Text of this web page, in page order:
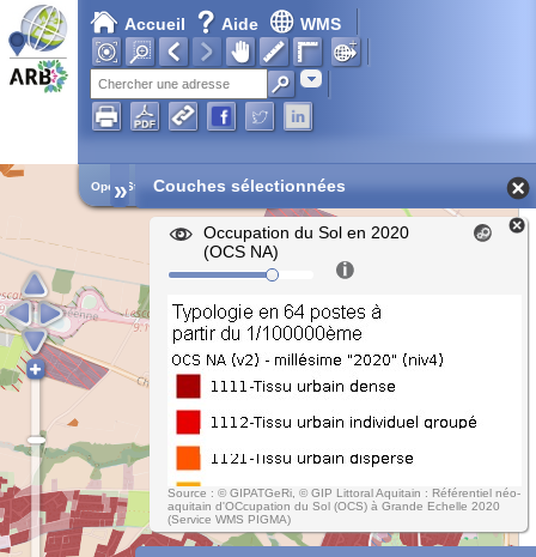
Accueil Aide WMS
Adresse
Open Street Map
» Couches sélectionnées
Occupation du Sol en 2020
(OCS NA)
Source : © GIPATGeRi, © GIP Littoral Aquitain : Référentiel néo-
aquitain d'OCcupation du Sol (OCS) à Grande Echelle 2020
(Service WMS PIGMA)